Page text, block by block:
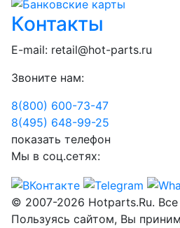
Контакты
E-mail: retail@hot-parts.ru
Звоните нам:
8(800) 600-73-47
8(495) 648-99-25
показать телефон
Мы в соц.сетях:
© 2007-2026 Hotparts.Ru.
Пользуясь сайтом, Вы